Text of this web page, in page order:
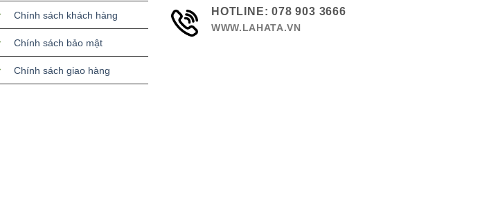
Chính sách khách hàng
Chính sách bảo mật
Chính sách giao hàng
HOTLINE: 078 903 3666
WWW.LAHATA.VN